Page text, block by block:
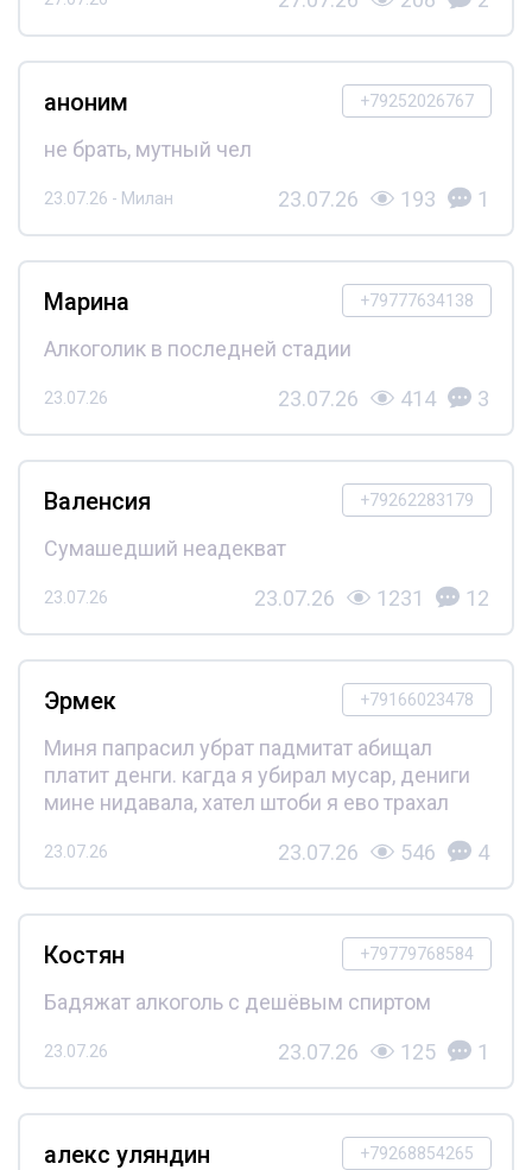
+79252026767
аноним
не брать, мутный чел
23.07.26 - Милан 23.07.26 193 1
+79777634138
Марина
Алкоголик в последней стадии
23.07.26 23.07.26 414 3
+79262283179
Валенсия
Сумашедший неадекват
23.07.26 23.07.26 1231 12
+79166023478
Эрмек
Миня папрасил убрат падмитат абищал
платит денги. кагда я убирал мусар, дениги
мине нидавала, хател штоби я ево трахал
23.07.26 23.07.26 546 4
+79779768584
Костян
Бадяжат алкоголь с дешёвым спиртом
23.07.26 23.07.26 125 1
+79268854265
алекс уляндин